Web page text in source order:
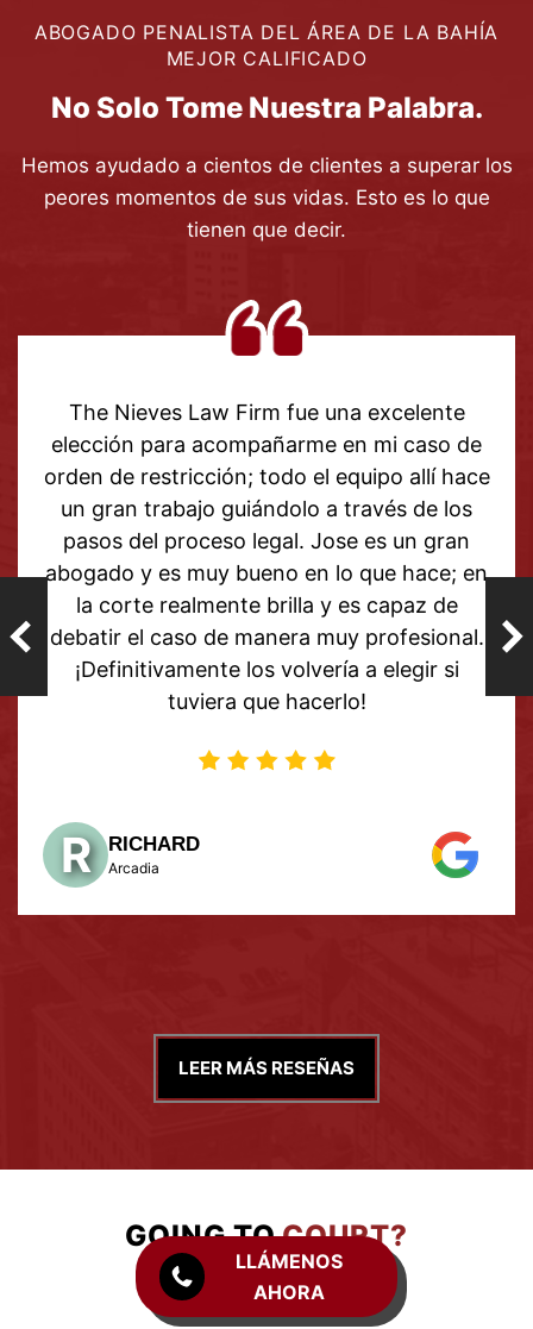
LLÁMENOS
AHORA
ABOGADO PENALISTA DEL ÁREA DE LA BAHÍA
MEJOR CALIFICADO
No Solo Tome Nuestra Palabra.
Hemos ayudado a cientos de clientes a superar los
peores momentos de sus vidas. Esto es lo que
tienen que decir.
hace
en
Gracias a mi abogada Grace por toda
ayuda con mi caso. Tomó un tiempo,
resultado me hizo tan feliz que ahora
seguir adelante con mi vida y olvidar
pasado. Todos en este bufete, de
fin, han sido tan serviciales y
¡Recomiendo ampliamente The Nieves
Firm!
LEER MÁS RESEÑAS
GOING TOCOURT?
SEE ALL COURTS